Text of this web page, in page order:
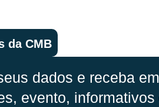
da CMB
dados e receba
evento, informativos